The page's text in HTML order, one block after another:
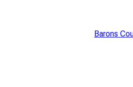
Barons